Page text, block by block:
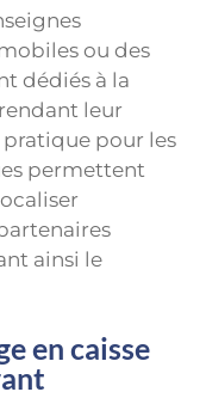
ou des
dédiés à la
leur
pour les
permettent
ainsi le
en caisse